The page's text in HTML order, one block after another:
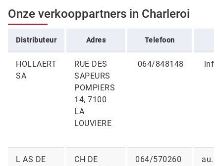
Onze verkooppartners in Charleroi
Distributeur Adres Telefoon
HOLLAERT
SA
RUE DES
SAPEURS
POMPIERS
14, 7100
LA
LOUVIERE
064/848148
L AS DE
CH DE
064/570260